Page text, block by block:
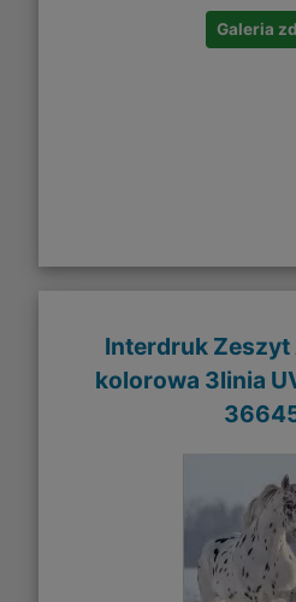
Galeria
Interdruk Zeszyt
kolorowa 3linia